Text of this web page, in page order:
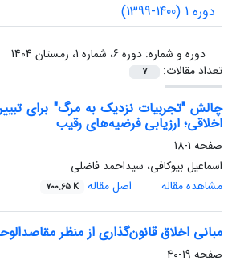
دوره 1 (1400-1399)
دوره و شماره:دوره 6، شماره 1، زمستان 1404
تعداد مقالات:
7
چالش "تجربیات نزدیک به مرگ" برای
اخلاقی؛ ارزیابی فرضیه‌های رقیب
صفحه 1-18
اسماعیل بیوکافی، سیداحمد فاضلی
مشاهده مقاله
اصل مقاله 700.65 K
مبانی اخلاق قانون‌گذاری از منظر
صفحه 19-40